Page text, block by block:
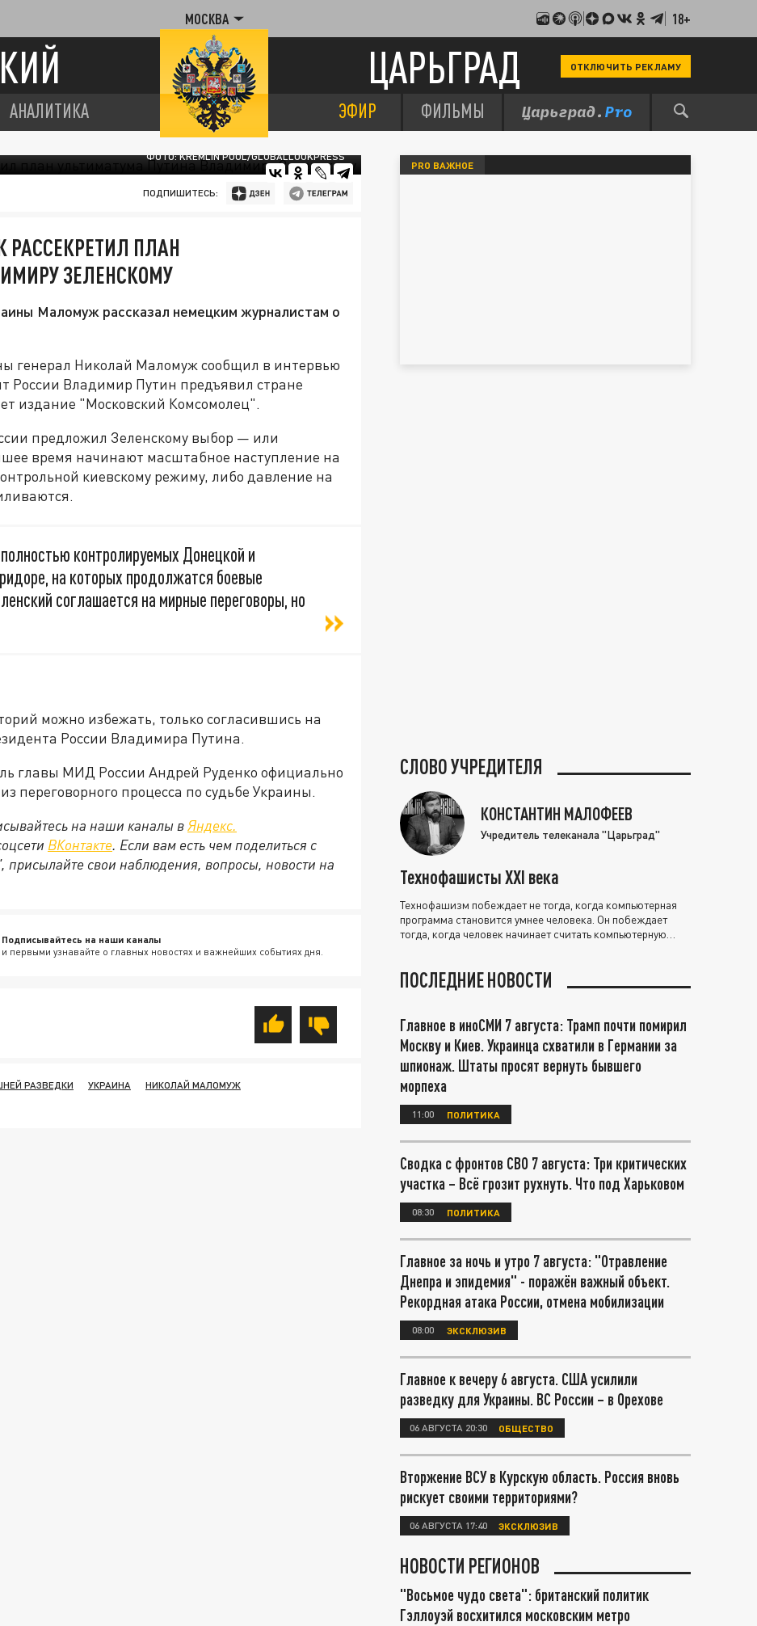
МОСКВА 18+
ЦАРЬГРАД ОТКЛЮЧИТЬ РЕКЛАМУ
АНАЛИТИКА ЭФИР ФИЛЬМЫ
ФОТО: KREMLIN POOL/GLOBALLOOKPRESS
ПОДПИШИТЕСЬ:
РАССЕКРЕТИЛ ПЛАН
ЗЕЛЕНСКОМУ
Маломуж рассказал немецким журналистам о
генерал Николай Маломуж сообщил в интервью
России Владимир Путин предъявил стране
издание "Московский Комсомолец".
предложил Зеленскому выбор — или
время начинают масштабное наступление на
киевскому режиму, либо давление на
контролируемых Донецкой и
на которых продолжатся боевые
соглашается на мирные переговоры, но
можно избежать, только согласившись на
России Владимира Путина.
главы МИД России Андрей Руденко официально
переговорного процесса по судьбе Украины.
на наши каналы вЯндекс.
ВКонтакте. Если вам есть чем поделиться с
свои наблюдения, вопросы, новости на
Подписывайтесь на наши каналы
и первыми узнавайте о главных новостях и важнейших событиях дня.
РАЗВЕДКИ УКРАИНА
НИКОЛАЙ МАЛОМУЖ
PRO ВАЖНОЕ
СЛОВО УЧРЕДИТЕЛЯ
КОНСТАНТИН МАЛОФЕЕВ
Учредитель телеканала "Царьград"
Технофашисты XXI века
Технофашизм побеждает не тогда, когда компьютерная
программа становится умнее человека. Он побеждает
тогда, когда человек начинает считать компьютерную
ПОСЛЕДНИЕ НОВОСТИ
Главное в иноСМИ 7 августа: Трамп почти помирил
Москву и Киев. Украинца схватили в Германии за
шпионаж. Штаты просят вернуть бывшего
морпеха
11:00 ПОЛИТИКА
Сводка с фронтов СВО 7 августа: Три критических
участка – Всё грозит рухнуть. Что под Харьковом
08:30 ПОЛИТИКА
Главное за ночь и утро 7 августа: "Отравление
Днепра и эпидемия" - поражён важный объект.
Рекордная атака России, отмена мобилизации
08:00 ЭКСКЛЮЗИВ
Главное к вечеру 6 августа. США усилили
разведку для Украины. ВС России – в Орехове
06 АВГУСТА 20:30 ОБЩЕСТВО
Вторжение ВСУ в Курскую область. Россия вновь
рискует своими территориями?
06 АВГУСТА 17:40 ЭКСКЛЮЗИВ
НОВОСТИ РЕГИОНОВ
"Восьмое чудо света": британский политик
Гэллоуэй восхитился московским метро